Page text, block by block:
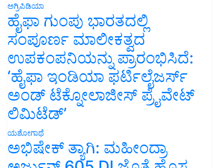
ಅಗ್ರಿಪಿಡಿಯಾ
ಹೈಫಾ ಗುಂಪು ಭಾರತದಲ್ಲಿ
ಸಂಪೂರ್ಣ ಮಾಲೀಕತ್ವದ
ಉಪಕಂಪನಿಯನ್ನು ಪ್ರಾರಂಭಿಸಿದೆ:
‘ಹೈಫಾ ಇಂಡಿಯಾ ಫರ್ಟಿಲೈಜರ್ಸ್
ಅಂಡ್ ಟೆಕ್ನೋಲಾಜೀಸ್ ಪ್ರೈವೇಟ್
ಲಿಮಿಟೆಡ್’
ಯಶೋಗಾಥೆ
ಅಭಿಷೇಕ್ ತ್ಯಾಗಿ: ಮಹೀಂದ್ರಾ